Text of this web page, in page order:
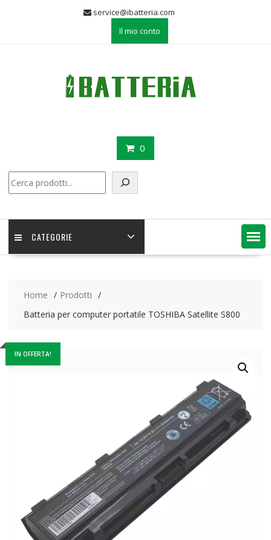
service@ibatteria.com
Il mio conto
0
CATEGORIE
Home
Prodotti
Batteria per computer portatile TOSHIBA Satellite S800
IN OFFERTA!